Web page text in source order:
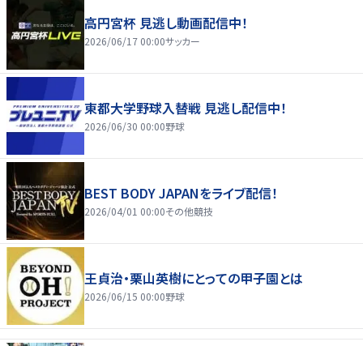
高円宮杯 見逃し動画配信中！
2026/06/17 00:00サッカー
東都大学野球入替戦 見逃し配信中！
2026/06/30 00:00野球
BEST BODY JAPANをライブ配信！
2026/04/01 00:00その他競技
王貞治・栗山英樹にとっての甲子園とは
2026/06/15 00:00野球